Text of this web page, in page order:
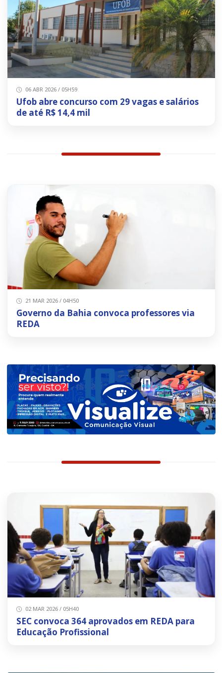
06 ABR 2026 / 05H59
Ufob abre concurso com 29 vagas e salários
de até R$ 14,4 mil
21 MAR 2026 / 04H50
Governo da Bahia convoca professores via
REDA
02 MAR 2026 / 05H40
SEC convoca 364 aprovados em REDA para
Educação Profissional